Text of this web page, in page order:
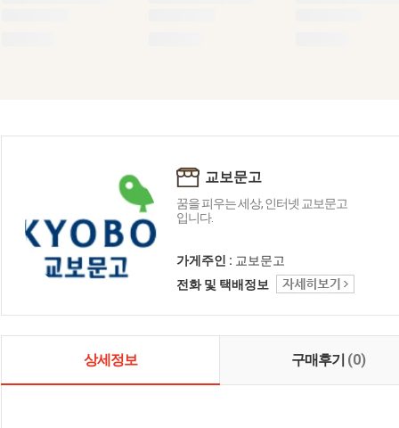
교보문고
꿈을 피우는 세상, 인터넷 교보문고
입니다.
가게주인 : 교보문고
전화 및 택배정보
상세정보 구매후기 (0)